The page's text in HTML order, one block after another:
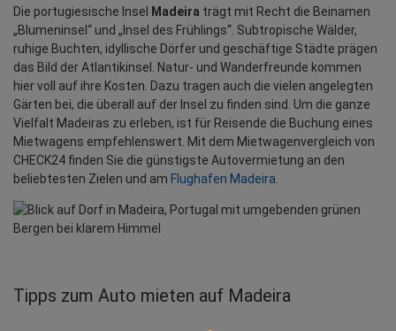
Die portugiesische Insel Madeira trägt mit Recht die Beinamen
„Blumeninsel“ und „Insel des Frühlings“. Subtropische Wälder,
ruhige Buchten, idyllische Dörfer und geschäftige Städte prägen
das Bild der Atlantikinsel. Natur- und Wanderfreunde kommen
hier voll auf ihre Kosten. Dazu tragen auch die vielen angelegten
Gärten bei, die überall auf der Insel zu finden sind. Um die ganze
Vielfalt Madeiras zu erleben, ist für Reisende die Buchung eines
Mietwagens empfehlenswert. Mit dem Mietwagenvergleich von
CHECK24 finden Sie die günstigste Autovermietung an den
beliebtesten Zielen und am Flughafen Madeira
Tipps zum Auto mieten auf Madeira